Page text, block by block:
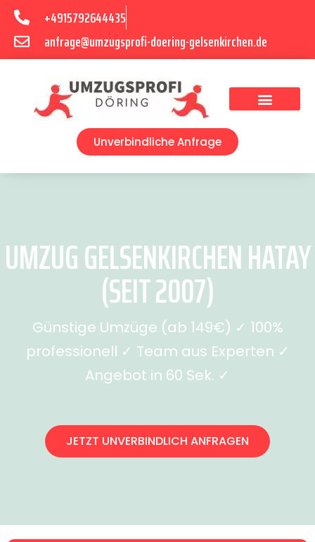
+4915792644435
anfrage@umzugsprofi-doering-gelsenkirchen.de
Unverbindliche Anfrage
UMZUG GELSENKIRCHEN HATAY
(SEIT 2007)
Günstige Umzüge (ab 149€) ✓ 100%
professionell ✓ Team aus Experten ✓
Angebot in 60 Sek. ✓
JETZT UNVERBINDLICH ANFRAGEN